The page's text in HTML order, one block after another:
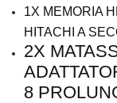
1X MEMORIA
HITACHI A
2X
8